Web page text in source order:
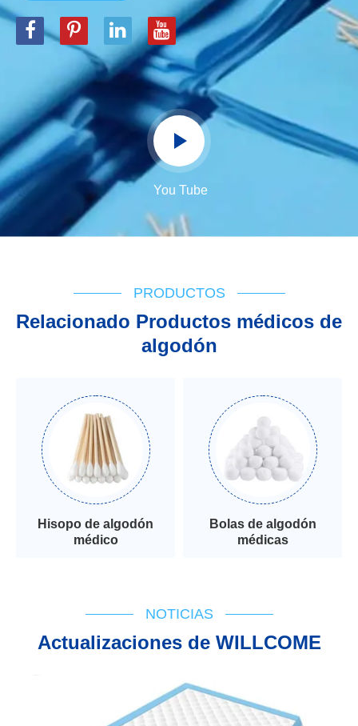
You Tube
PRODUCTOS
Relacionado Productos médicos de
algodón
Hisopo de algodón
médico
Bolas de algodón
médicas
NOTICIAS
Actualizaciones de WILLCOME